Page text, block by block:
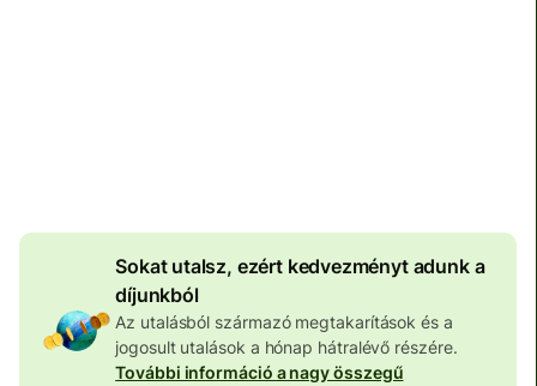
Sokat utalsz, ezért kedvezményt adunk a
díjunkból
Az utalásból származó megtakarítások és a
jogosult utalások a hónap hátralévő részére.
További információ a nagy összegű